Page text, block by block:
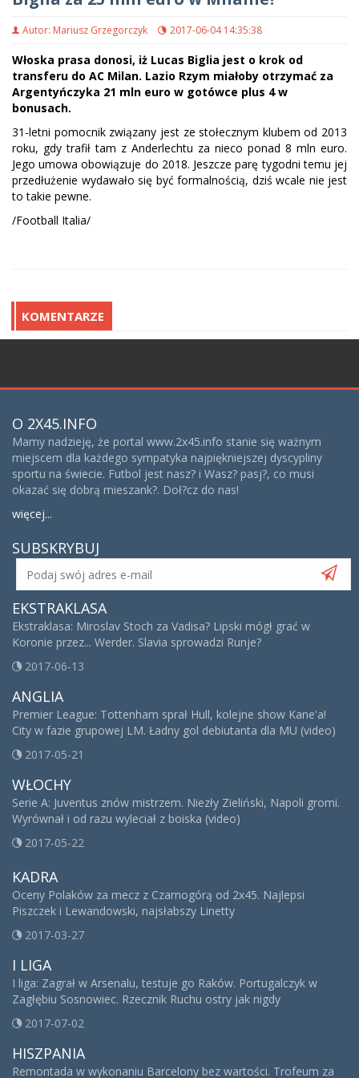
Autor: Mariusz Grzegorczyk 2017-06-04 14:35:38
Włoska prasa donosi, iż Lucas Biglia jest o krok od
transferu do AC Milan. Lazio Rzym miałoby otrzymać za
Argentyńczyka 21 mln euro w gotówce plus 4 w
bonusach.
31-letni pomocnik związany jest ze stołecznym klubem od 2013
roku, gdy trafił tam z Anderlechtu za nieco ponad 8 mln euro.
Jego umowa obowiązuje do 2018. Jeszcze parę tygodni temu jej
przedłużenie wydawało się być formalnością, dziś wcale nie jest
to takie pewne.
/Football Italia/
KOMENTARZE
O 2X45.INFO
Mamy nadzieję, że portal www.2x45.info stanie się ważnym
miejscem dla każdego sympatyka najpiękniejszej dyscypliny
sportu na świecie. Futbol jest nasz? i Wasz? pasj?, co musi
okazać się dobrą mieszank?. Doł?cz do nas!
więcej...
SUBSKRYBUJ
EKSTRAKLASA
Ekstraklasa: Miroslav Stoch za Vadisa? Lipski mógł grać w
Koronie przez... Werder. Slavia sprowadzi Runje?
2017-06-13
ANGLIA
Premier League: Tottenham sprał Hull, kolejne show Kane'a!
City w fazie grupowej LM. Ładny gol debiutanta dla MU (video)
2017-05-21
WŁOCHY
Serie A: Juventus znów mistrzem. Niezły Zieliński, Napoli gromi.
Wyrównał i od razu wyleciał z boiska (video)
2017-05-22
KADRA
Oceny Polaków za mecz z Czarnogórą od 2x45. Najlepsi
Piszczek i Lewandowski, najsłabszy Linetty
2017-03-27
I LIGA
I liga: Zagrał w Arsenalu, testuje go Raków. Portugalczyk w
Zagłębiu Sosnowiec. Rzecznik Ruchu ostry jak nigdy
2017-07-02
HISZPANIA
Remontada w wykonaniu Barcelony bez wartości. Trofeum za